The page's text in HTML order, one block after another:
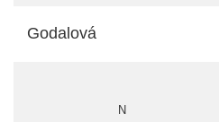
Godalová
N